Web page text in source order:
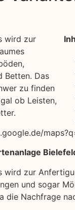
wird zur
Betten. Das
zu finden
ob Leisten,
zur
und sogar
Nachfrage